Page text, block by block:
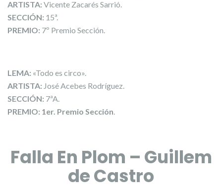
ARTISTA: Vicente Zacarés Sarrió.
SECCIÓN: 15ª.
PREMIO: 7º Premio Sección.
LEMA: «Todo es circo».
ARTISTA: José Acebes Rodríguez.
SECCIÓN: 7ªA.
PREMIO: 1er. Premio Sección
Falla En Plom – Guillem
de Castro